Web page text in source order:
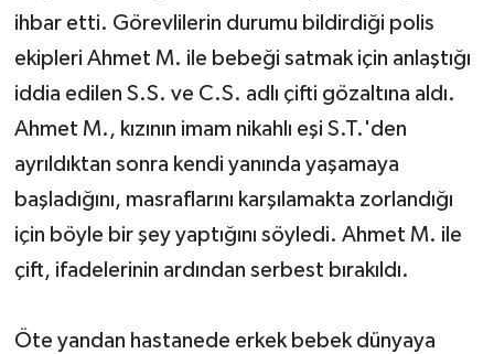
ihbar etti. Görevlilerin durumu bildirdiği polis
ekipleri Ahmet M. ile bebeği satmak için anlaştığı
iddia edilen S.S. ve C.S. adlı çifti gözaltına aldı.
Ahmet M., kızının imam nikahlı eşi S.T.'den
ayrıldıktan sonra kendi yanında yaşamaya
başladığını, masraflarını karşılamakta zorlandığı
için böyle bir şey yaptığını söyledi. Ahmet M. ile
çift, ifadelerinin ardından serbest bırakıldı.
Öte yandan hastanede erkek bebek dünyaya